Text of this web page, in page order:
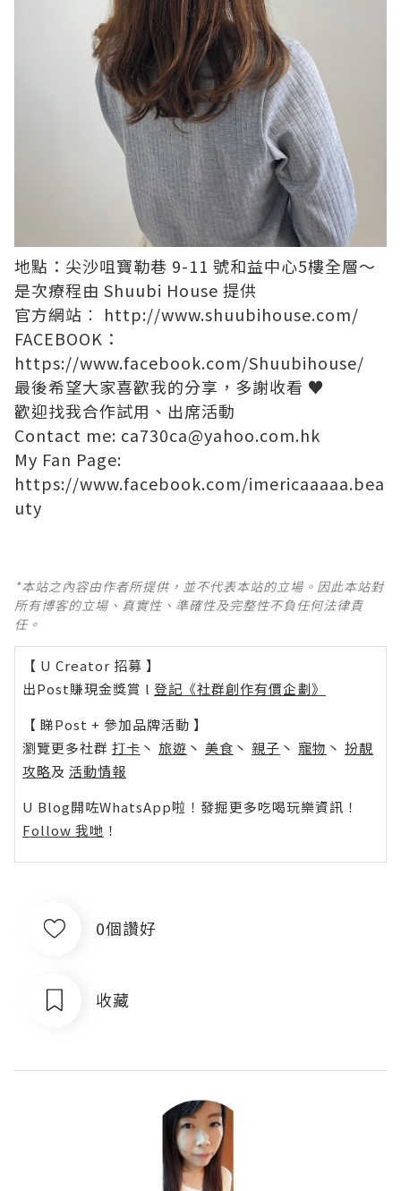
地點：尖沙咀寶勒巷 9-11 號和益中心5樓全層～
是次療程由 Shuubi House 提供
官方網站︰ http://www.shuubihouse.com/
FACEBOOK：
https://www.facebook.com/Shuubihouse/
最後希望大家喜歡我的分享，多謝收看 ♥
歡迎找我合作試用、出席活動
Contact me: ca730ca@yahoo.com.hk
My Fan Page:
https://www.facebook.com/imericaaaaa.bea
uty
*本站之內容由作者所提供，並不代表本站的立場。因此本站對
所有博客的立場、真實性、準確性及完整性不負任何法律責
任。
【 U Creator 招募 】
出Post賺現金獎賞 l 登記《社群創作有價企劃》
【 睇Post + 參加品牌活動 】
瀏覽更多社群 打卡 丶 旅遊 丶 美食 丶 親子 丶 寵物 丶 扮靚
攻略及 活動情報
U Blog開咗WhatsApp啦！發掘更多吃喝玩樂資訊！
Follow 我哋 ！
0個讚好
收藏